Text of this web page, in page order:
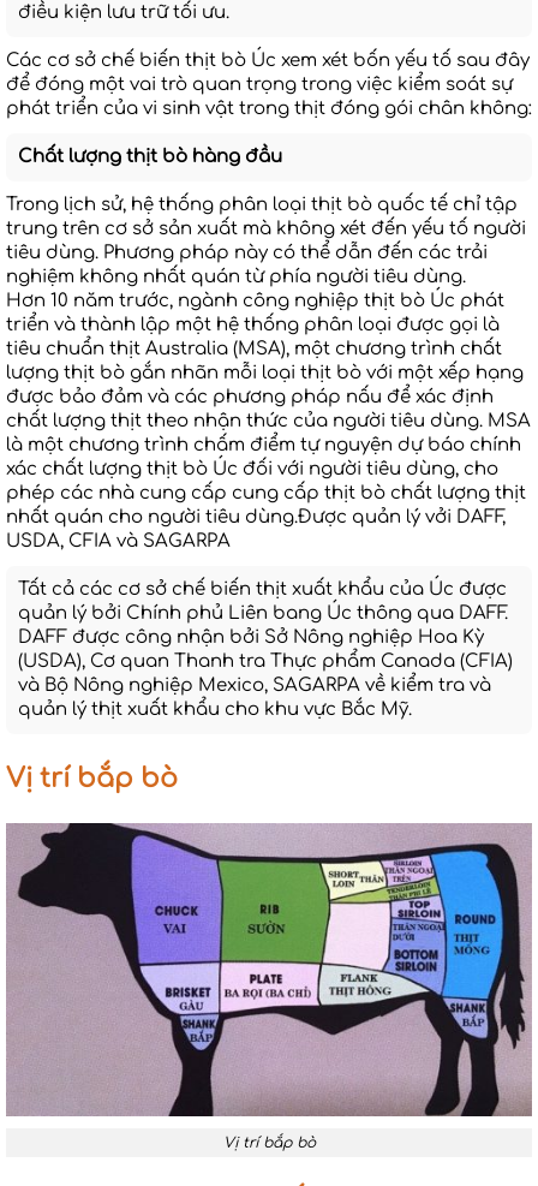
điều kiện lưu trữ tối ưu.
Các cơ sở chế biến thịt bò Úc xem xét bốn yếu tố sau đây
để đóng một vai trò quan trọng trong việc kiểm soát sự
phát triển của vi sinh vật trong thịt đóng gói chân không:
Chất lượng thịt bò hàng đầu
Trong lịch sử, hệ thống phân loại thịt bò quốc tế chỉ tập
trung trên cơ sở sản xuất mà không xét đến yếu tố người
tiêu dùng. Phương pháp này có thể dẫn đến các trải
nghiệm không nhất quán từ phía người tiêu dùng.
Hơn 10 năm trước, ngành công nghiệp thịt bò Úc phát
triển và thành lập một hệ thống phân loại được gọi là
tiêu chuẩn thịt Australia (MSA), một chương trình chất
lượng thịt bò gắn nhãn mỗi loại thịt bò với một xếp hạng
được bảo đảm và các phương pháp nấu để xác định
chất lượng thịt theo nhận thức của người tiêu dùng. MSA
là một chương trình chấm điểm tự nguyện dự báo chính
xác chất lượng thịt bò Úc đối với người tiêu dùng, cho
phép các nhà cung cấp cung cấp thịt bò chất lượng thịt
nhất quán cho người tiêu dùng.Được quản lý vởi DAFF,
USDA, CFIA và SAGARPA
Tất cả các cơ sở chế biến thịt xuất khẩu của Úc được
quản lý bởi Chính phủ Liên bang Úc thông qua DAFF.
DAFF được công nhận bởi Sở Nông nghiệp Hoa Kỳ
(USDA), Cơ quan Thanh tra Thực phẩm Canada (CFIA)
và Bộ Nông nghiệp Mexico, SAGARPA về kiểm tra và
quản lý thịt xuất khẩu cho khu vực Bắc Mỹ.
Vị trí bắp bò
Vị trí bắp bò